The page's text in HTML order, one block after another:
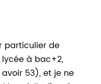
particulier de
à bac+2,
53), et je ne